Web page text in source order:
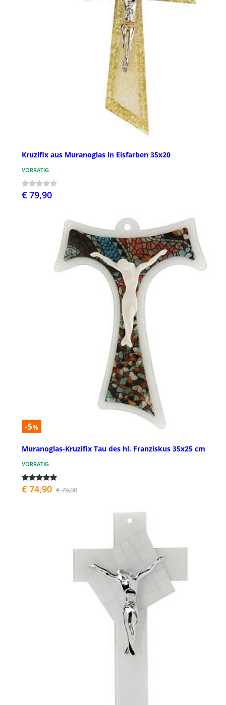
Kruzifix aus Muranoglas in Eisfarben 35x20
VORRÄTIG
€ 79,90
-5%
Muranoglas-Kruzifix Tau des hl. Franziskus 35x25 cm
VORRÄTIG
€ 74,90 € 79,00